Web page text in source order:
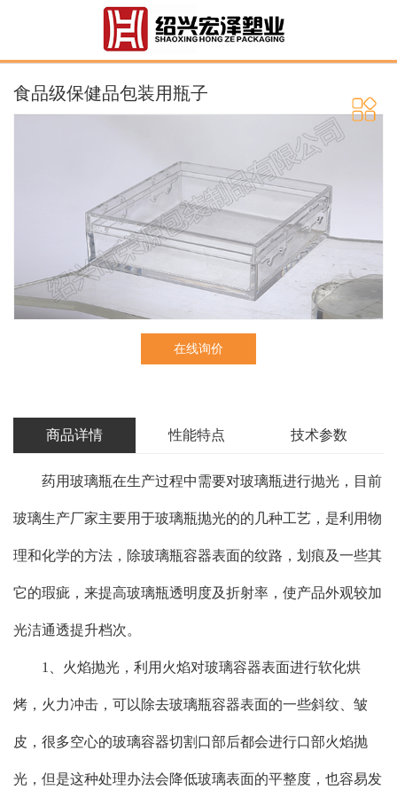
食品级保健品包装用瓶子
在线询价
商品详情 性能特点 技术参数
药用玻璃瓶在生产过程中需要对玻璃瓶进行抛光，目前
玻璃生产厂家主要用于玻璃瓶抛光的的几种工艺，是利用物
理和化学的方法，除玻璃瓶容器表面的纹路，划痕及一些其
它的瑕疵，来提高玻璃瓶透明度及折射率，使产品外观较加
光洁通透提升档次。
1、火焰抛光，利用火焰对玻璃容器表面进行软化烘
烤，火力冲击，可以除去玻璃瓶容器表面的一些斜纹、皱
皮，很多空心的玻璃容器切割口部后都会进行口部火焰抛
光，但是这种处理办法会降低玻璃表面的平整度，也容易发